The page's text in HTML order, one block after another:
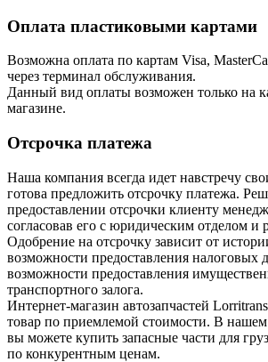
Оплата пластиковыми картами
Возможна оплата по картам Visa,
через терминал обслуживания.
Данный вид оплаты возможен только на
магазине.
Отсрочка платежа
Наша компания всегда идет навстречу
готова предложить отсрочку платежа.
предоставлении отсрочки клиенту
согласовав его с юридическим отделом и
Одобрение на отсрочку зависит от
возможности предоставления налоговых
возможности предоставления
транспортного залога.
Интернет-магазин автозапчастей
товар по приемлемой стоимости. В нашем
вы можете купить запасные части для
по конкурентным ценам.